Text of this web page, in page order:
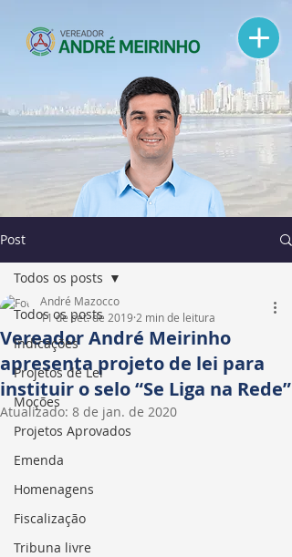
Post
Todos os posts
Indicações
Projetos de Lei
Moções
Projetos Aprovados
Emenda
Homenagens
Fiscalização
Tribuna livre
Todos os posts
Vereador André Meirinho
apresenta projeto de lei para
instituir o selo “Se Liga na Rede”
André Mazocco
11 de set. de 2019 2 min de leitura
Atualizado: 8 de jan. de 2020